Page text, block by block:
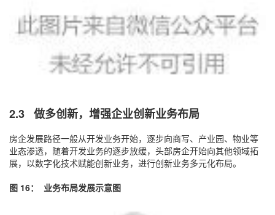
2.3 做多创新，增强企业创新业务布局
房企发展路径一般从开发业务开始，逐步向商写、产业园、物业等
业态渗透，随着开发业务的逐步放缓，头部房企开始向其他领域拓
展，以数字化技术赋能创新业务，进行创新业务多元化布局。
图 16： 业务布局发展示意图